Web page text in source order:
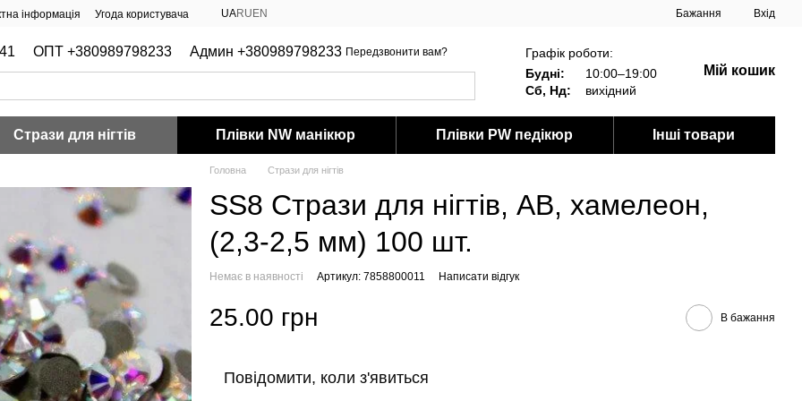
інформація Угода користувача UARU EN Бажання Вхід
ОПТ +380989798233 Админ +380989798233 Передзвонити вам?
Графік роботи:
Будні:
10:00–19:00
Сб, Нд:
вихідний
Мій кошик
Стрази для нігтів Плівки NW манікюр Плівки PW педікюр Інші товари
Головна Стрази для нігтів
SS8 Стрази для нігтів, AB, хамелеон,
(2,3-2,5 мм) 100 шт.
Немає в наявності Артикул: 7858800011 Написати відгук
25.00 грн В бажання
Повідомити, коли з'явиться